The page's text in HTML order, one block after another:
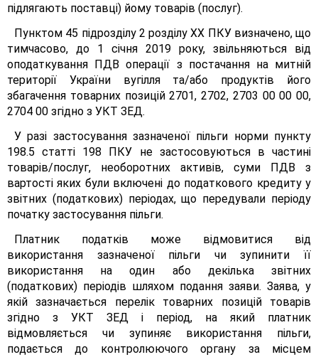
підлягають поставці) йому товарів (послуг).
Пунктом 45 підрозділу 2 розділу XX ПКУ визначено, що
тимчасово, до 1 січня 2019 року, звільняються від
оподаткування ПДВ операції з постачання на митній
території України вугілля та/або продуктів його
збагачення товарних позицій 2701, 2702, 2703 00 00 00,
2704 00 згідно з УКТ ЗЕД.
У разі застосування зазначеної пільги норми пункту
198.5 статті 198 ПКУ не застосовуються в частині
товарів/послуг, необоротних активів, суми ПДВ з
вартості яких були включені до податкового кредиту у
звітних (податкових) періодах, що передували періоду
початку застосування пільги.
Платник податків може відмовитися від
використання зазначеної пільги чи зупинити її
використання на один або декілька звітних
(податкових) періодів шляхом подання заяви. Заява, у
якій зазначається перелік товарних позицій товарів
згідно з УКТ ЗЕД і період, на який платник
відмовляється чи зупиняє використання пільги,
подається до контролюючого органу за місцем